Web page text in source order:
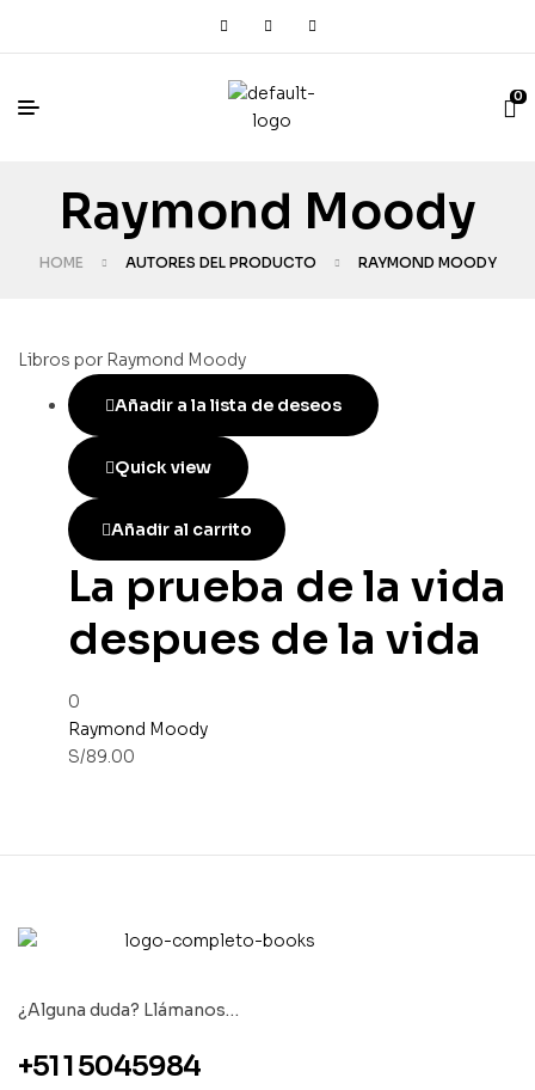
0
Raymond Moody
HOME AUTORES DEL PRODUCTO RAYMOND MOODY
Libros por Raymond Moody
Añadir a la lista de deseos
Quick view
Añadir al carrito
La prueba de la vida
despues de la vida
0
Raymond Moody
S/89.00
¿Alguna duda? Llámanos…
+51 1 5045984